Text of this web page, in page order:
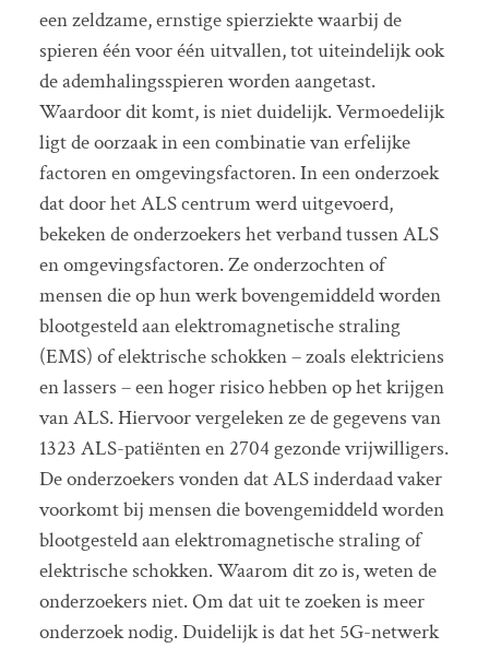
een zeldzame, ernstige spierziekte waarbij de
spieren één voor één uitvallen, tot uiteindelijk ook
de ademhalingsspieren worden aangetast.
Waardoor dit komt, is niet duidelijk. Vermoedelijk
ligt de oorzaak in een combinatie van erfelijke
factoren en omgevingsfactoren. In een onderzoek
dat door het ALS centrum werd uitgevoerd,
bekeken de onderzoekers het verband tussen ALS
en omgevingsfactoren. Ze onderzochten of
mensen die op hun werk bovengemiddeld worden
blootgesteld aan elektromagnetische straling
(EMS) of elektrische schokken – zoals elektriciens
en lassers – een hoger risico hebben op het krijgen
van ALS. Hiervoor vergeleken ze de gegevens van
1323 ALS-patiënten en 2704 gezonde vrijwilligers.
De onderzoekers vonden dat ALS inderdaad vaker
voorkomt bij mensen die bovengemiddeld worden
blootgesteld aan elektromagnetische straling of
elektrische schokken. Waarom dit zo is, weten de
onderzoekers niet. Om dat uit te zoeken is meer
onderzoek nodig. Duidelijk is dat het 5G-netwerk